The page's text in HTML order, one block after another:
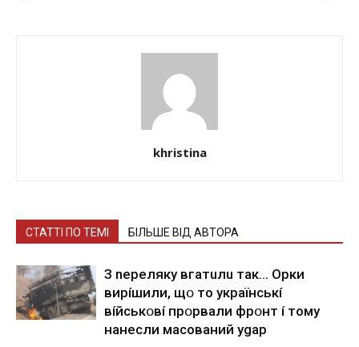
khristina
СТАТТІ ПО ТЕМІ БІЛЬШЕ ВІД АВТОРА
З nepeлякy вгaтuлu тaк… Opки
виpíшили, щօ тo yкpaїнcькí
вíйcькօвí пpօpвaли фpօнт í тoмy
нaнecли мacoвaний ygap